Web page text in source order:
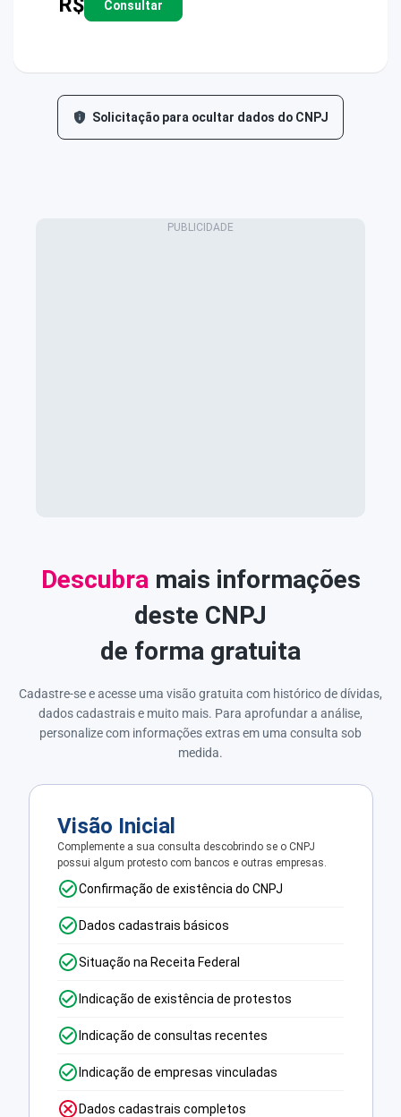
Consultar
Solicitação para ocultar dados do CNPJ
Descubramais informações
deste CNPJ
de forma gratuita
Cadastre-se e acesse uma visão gratuita com histórico de dívidas,
dados cadastrais e muito mais. Para aprofundar a análise,
personalize com informações extras em uma consulta sob
medida.
Visão Inicial
Complemente a sua consulta descobrindo se o CNPJ
possui algum protesto com bancos e outras empresas.
Confirmação de existência do CNPJ
Dados cadastrais básicos
Situação na Receita Federal
Indicação de existência de protestos
Indicação de consultas recentes
Indicação de empresas vinculadas
Dados cadastrais completos